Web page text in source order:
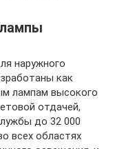
наружного
как
лампам высокого
отдачей,
до 32 000
всех областях